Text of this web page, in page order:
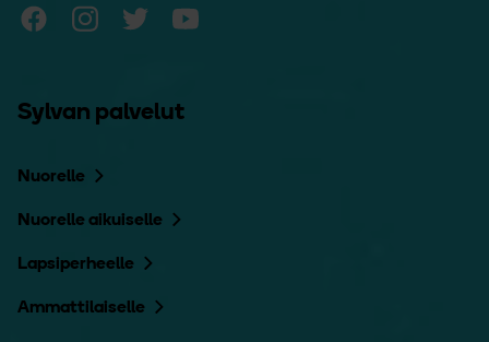
Sylvan Facebook
Sylvan Instagram
Sylvan Twitter
Sylvan palvelut
Nuorelle
Nuorelle aikuiselle
Lapsiperheelle
Ammattilaiselle